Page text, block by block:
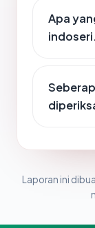
Apa
Laporan ini